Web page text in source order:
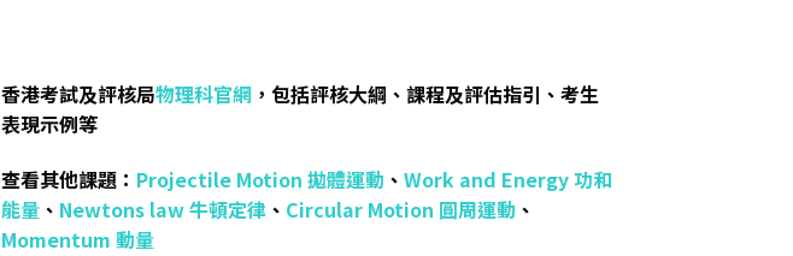
香港考試及評核局物理科官網 ，包括評核大綱、課程及評估指引、考生
表現示例等
查看其他課題： Projectile Motion 拋體運動 、 Work and Energy 功和
能量 、 Newtons law 牛頓定律 、 Circular Motion 圓周運動 、
Momentum 動量